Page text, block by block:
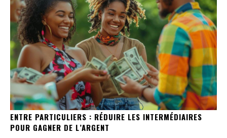
ENTRE PARTICULIERS : RÉDUIRE LES INTERMÉDIAIRES
POUR GAGNER DE L’ARGENT